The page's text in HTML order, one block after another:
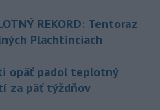
REKORD: Tentoraz
Plachtinciach
opäť padol teplotný
za päť týždňov